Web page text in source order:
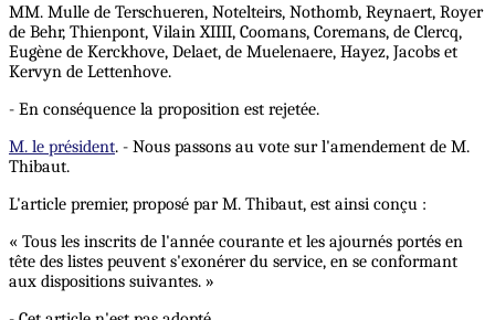
MM. Mulle de Terschueren, Notelteirs, Nothomb, Reynaert, Royer
de Behr, Thienpont, Vilain XIIII, Coomans, Coremans, de Clercq,
Eugène de Kerckhove, Delaet, de Muelenaere, Hayez, Jacobs et
Kervyn de Lettenhove.
- En conséquence la proposition est rejetée.
M. le président. - Nous passons au vote sur l'amendement de M.
Thibaut.
L'article premier, proposé par M. Thibaut, est ainsi conçu :
« Tous les inscrits de l'année courante et les ajournés portés en
tête des listes peuvent s'exonérer du service, en se conformant
aux dispositions suivantes. »